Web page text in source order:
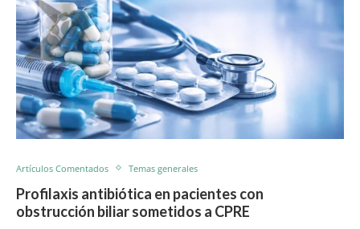
Artículos Comentados Temas generales
Profilaxis antibiótica en pacientes con
obstrucción biliar sometidos a CPRE